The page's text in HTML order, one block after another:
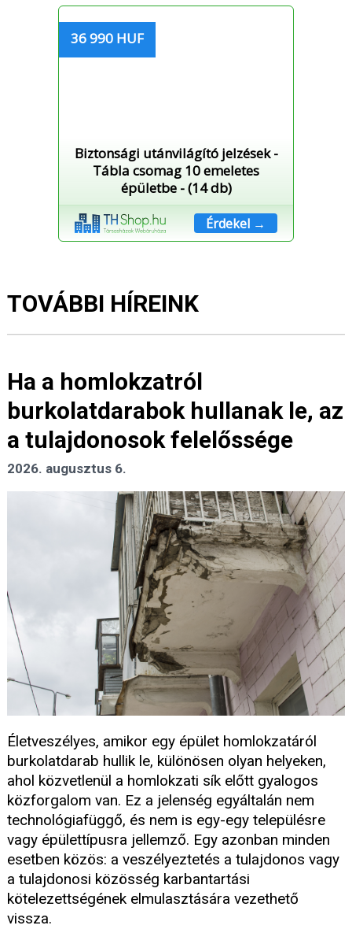
36 990 HUF
Biztonsági utánvilágító jelzések -
Tábla csomag 10 emeletes
épületbe - (14 db)
Érdekel →
TOVÁBBI HÍREINK
Ha a homlokzatról
burkolatdarabok hullanak le, az
a tulajdonosok felelőssége
2026. augusztus 6.
Életveszélyes, amikor egy épület homlokzatáról
burkolatdarab hullik le, különösen olyan helyeken,
ahol közvetlenül a homlokzati sík előtt gyalogos
közforgalom van. Ez a jelenség egyáltalán nem
technológiafüggő, és nem is egy-egy településre
vagy épülettípusra jellemző. Egy azonban minden
esetben közös: a veszélyeztetés a tulajdonos vagy
a tulajdonosi közösség karbantartási
kötelezettségének elmulasztására vezethető
vissza.